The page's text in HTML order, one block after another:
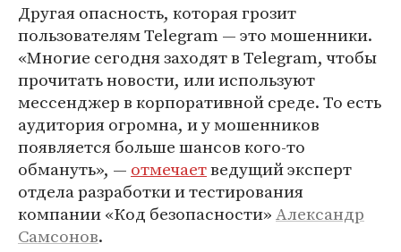
Другая опасность, которая грозит
пользователям Telegram — это мошенники.
«Многие сегодня заходят в Telegram, чтобы
прочитать новости, или используют
мессенджер в корпоративной среде. То есть
аудитория огромна, и у мошенников
появляется больше шансов кого-то
обмануть», — отмечаетведущий эксперт
отдела разработки и тестирования
компании «Код безопасности»Александр
Самсонов.